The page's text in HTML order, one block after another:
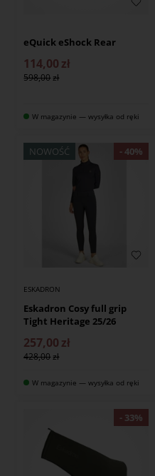
eQuick eShock Rear
114,00 zł
598,00
W magazynie — wysyłka od ręki
NOWOŚĆ
ESKADRON
Eskadron Cosy full grip
Tight Heritage 25/26
257,00 zł
428,00
W magazynie — wysyłka od ręki